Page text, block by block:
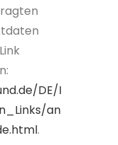
DE/I
an
.